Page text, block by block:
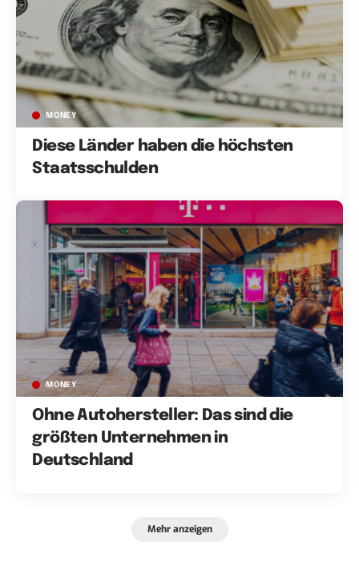
MONEY
Diese Länder haben die höchsten
Staatsschulden
MONEY
Ohne Autohersteller: Das sind die
größten Unternehmen in
Deutschland
Mehr anzeigen